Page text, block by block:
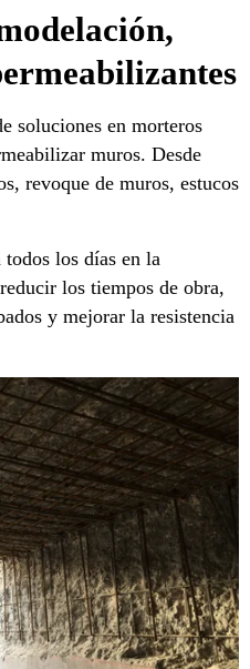
soluciones en morteros
muros. Desde
revoque de muros, estucos
los días en la
los tiempos de obra,
y mejorar la resistencia